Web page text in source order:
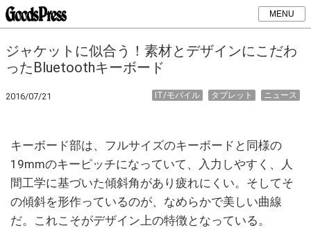
MENU
ジャケットに似合う！素材とデザインにこだわ
ったBluetoothキーボード
2016/07/21 ニュース
タブレット
IT/モバイル
キーボード部は、フルサイズのキーボードと同様の
19mmのキーピッチになっていて、入力しやすく、人
間工学に基づいた傾斜角があり疲れにくい。そしてそ
の傾斜を形作っているのが、なめらかで美しい曲線
だ。これこそがデザイン上の特徴となっている。